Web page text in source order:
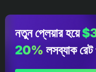
নতুন প্লেয়ার হয়ে
20% লসব্যাক রেট